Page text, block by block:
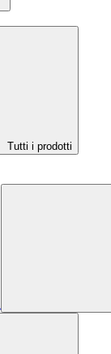
Tutti i prodotti